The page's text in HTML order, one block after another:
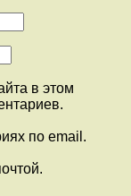
в этом
по email.